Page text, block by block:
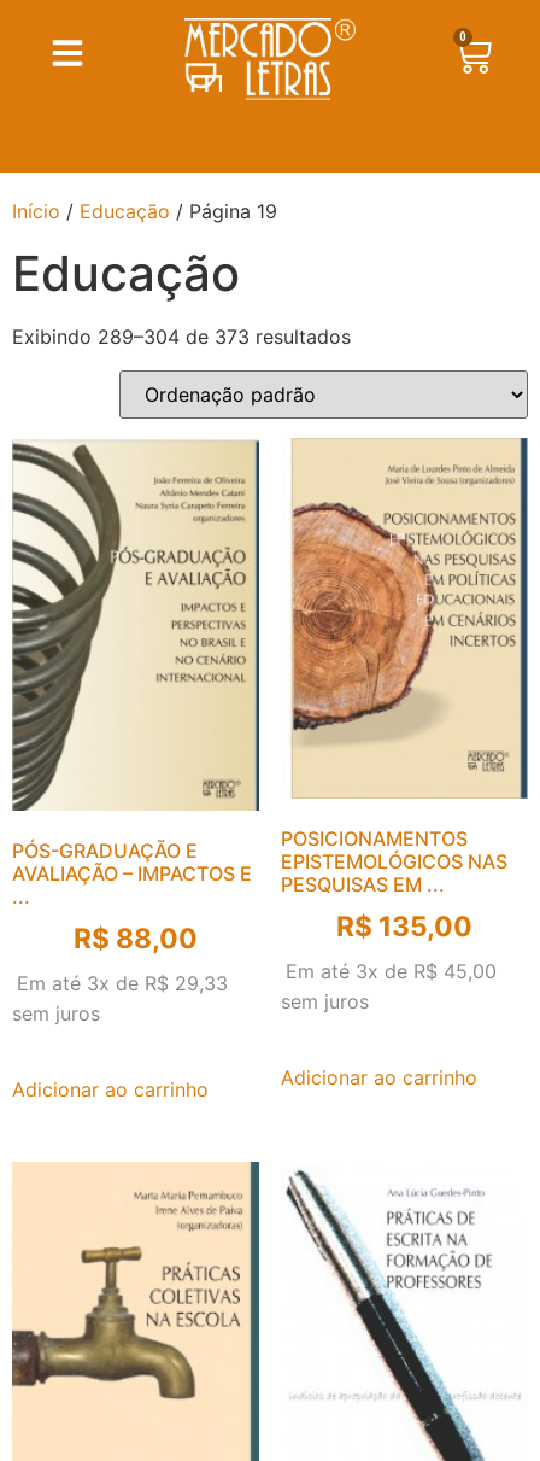
0
Início / Educação / Página 19
Educação
Exibindo 289–304 de 373 resultados
PÓS-GRADUAÇÃO E
AVALIAÇÃO – IMPACTOS E
...
R$ 88,00
Em até 3x de R$ 29,33
sem juros
Adicionar ao carrinho
POSICIONAMENTOS
EPISTEMOLÓGICOS NAS
PESQUISAS EM ...
R$ 135,00
Em até 3x de R$ 45,00
sem juros
Adicionar ao carrinho